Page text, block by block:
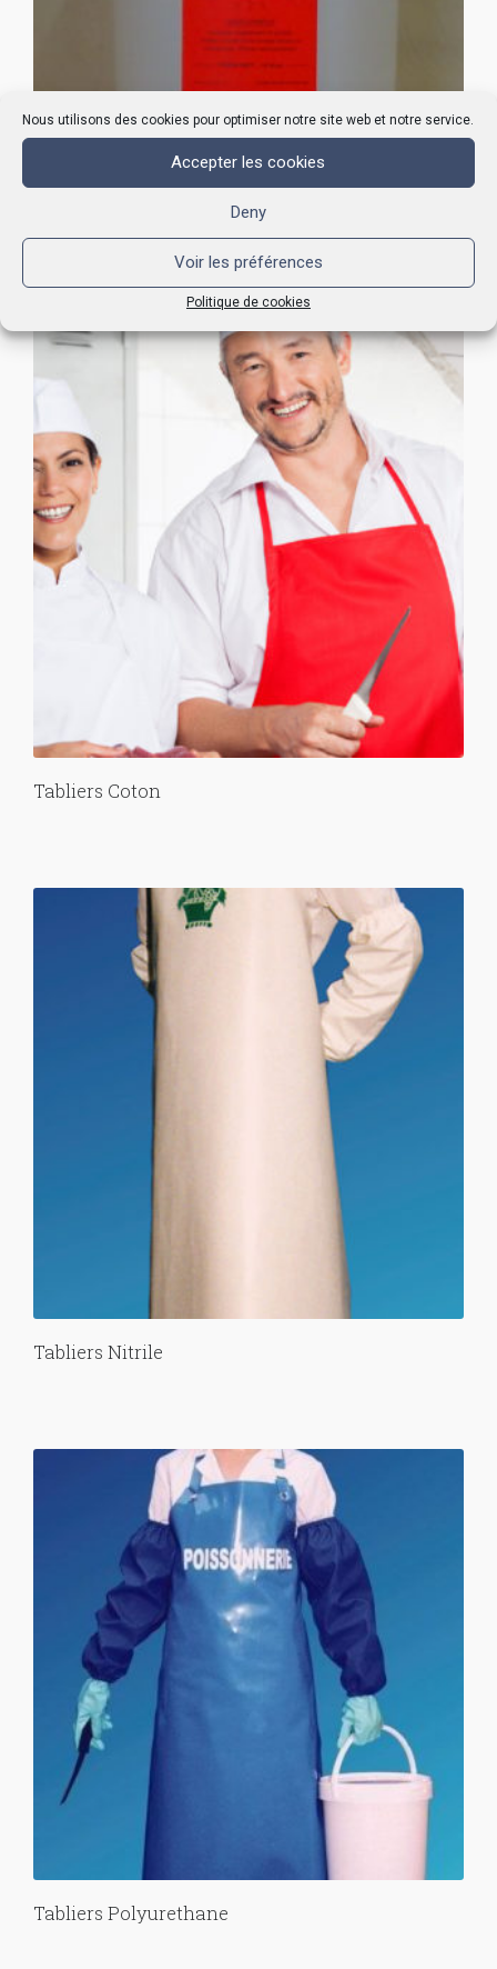
Nous utilisons des cookies pour optimiser notre site web et notre service.
Accepter les cookies
Deny
Voir les préférences
Politique de cookies
Tabliers Coton
Tabliers Nitrile
Tabliers Polyurethane